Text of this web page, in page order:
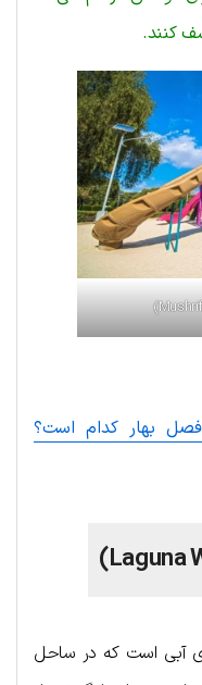
کنند.
بهار کدام است؟
آبی است که در ساحل